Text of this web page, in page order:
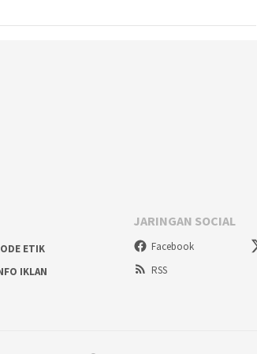
ETIK
IKLAN
JARINGAN SOCIAL
Facebook
RSS